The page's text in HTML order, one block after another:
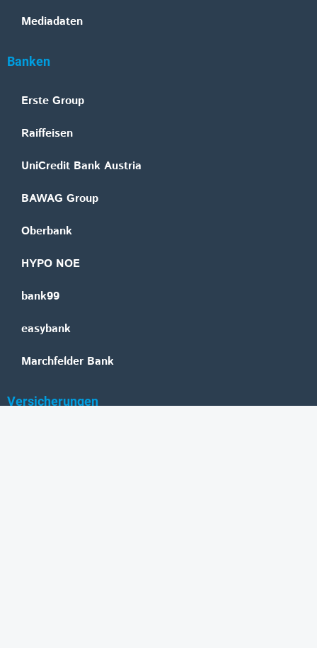
Mediadaten
Banken
Erste Group
Raiffeisen
UniCredit Bank Austria
BAWAG Group
Oberbank
HYPO NOE
bank99
easybank
Marchfelder Bank
Versicherungen